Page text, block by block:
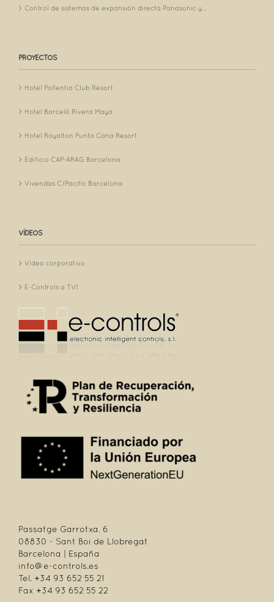
Control de sistemas de expansión directa Panasonic y...
PROYECTOS
Hotel Pollentia Club Resort
Hotel Barceló Rivera Maya
Hotel Royalton Punta Cana Resort
Edificio CAP-ARAG Barcelona
Vivendas C/Pacific Barcelona
VÍDEOS
Vídeo corporativo
E-Controls a TV1
Passatge Garrotxa, 6
08830 - Sant Boi de Llobregat
Barcelona | España
info@e-controls.es
Tel. +34 93 652 55 21
Fax +34 93 652 55 22